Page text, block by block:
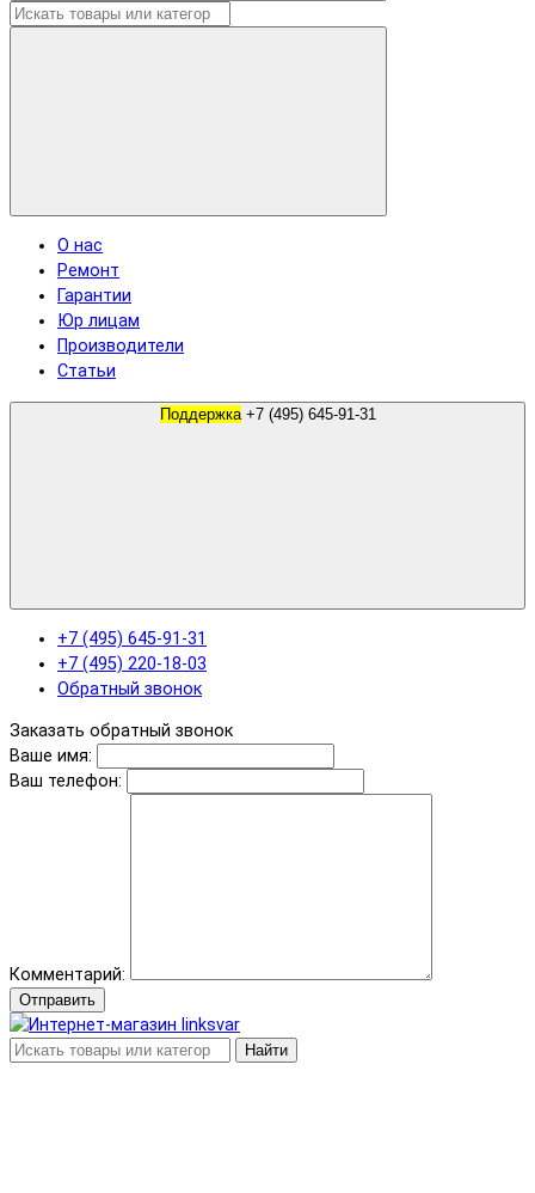
О нас
Ремонт
Гарантии
Юр лицам
Производители
Статьи
Поддержка
+7 (495) 645-91-31
+7 (495) 220-18-03
Обратный звонок
Заказать обратный звонок
Ваше имя:
Ваш телефон:
Комментарий:
Отправить
Найти